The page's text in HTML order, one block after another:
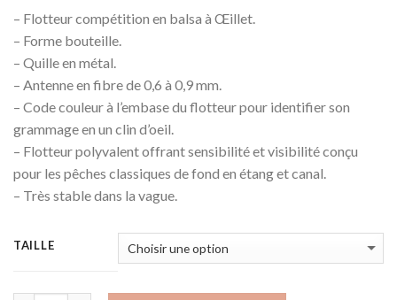
– Flotteur compétition en balsa à Œillet.
– Forme bouteille.
– Quille en métal.
– Antenne en fibre de 0,6 à 0,9 mm.
– Code couleur à l’embase du flotteur pour identifier son
grammage en un clin d’oeil.
– Flotteur polyvalent offrant sensibilité et visibilité conçu
pour les pêches classiques de fond en étang et canal.
– Très stable dans la vague.
TAILLE